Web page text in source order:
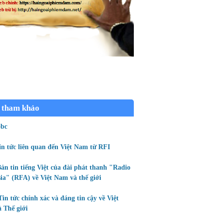
tham khảo
tức liên quan đến Việt Nam từ RFI
tin tiếng Việt của đài phát thanh "Radio
(RFA) về Việt Nam và thế giới
tức chính xác và đáng tin cậy về Việt
Thế giới